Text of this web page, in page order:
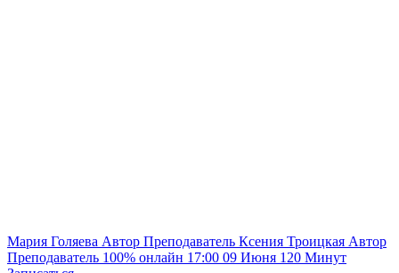
Мария Голяева Автор Преподаватель Ксения Троицкая Автор
Преподаватель 100% онлайн 17:00 09 Июня 120 Минут